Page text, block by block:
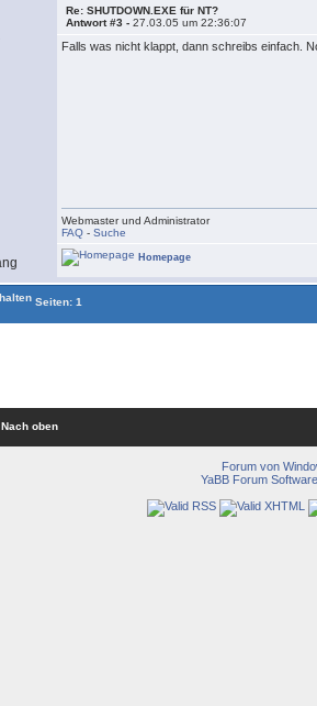
Re: SHUTDOWN.EXE für NT?
Antwort #3 -27.03.05 um 22:36:07
Falls was nicht klappt, dann schreibs einfach.
Webmaster und Administrator
FAQ -Suche
Homepage
Seiten: 1
Nach oben
Forum von
YaBB Forum Software